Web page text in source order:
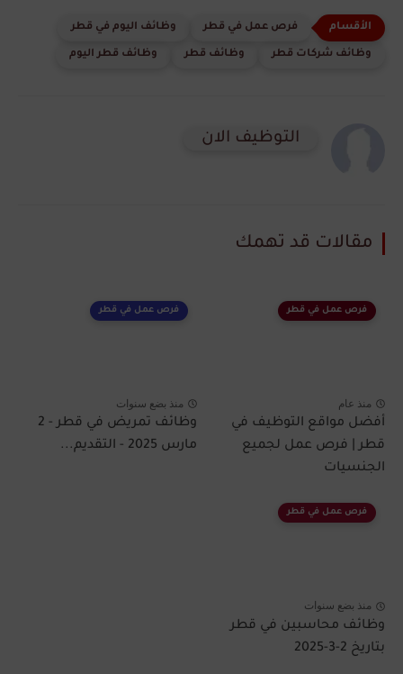
فرص عمل في قطر وظائف اليوم في قطر
وظائف شركات قطر وظائف قطر وظائف قطر اليوم
التوظيف الان
مقالات قد تهمك
فرص عمل في قطر
منذ عام
أفضل مواقع التوظيف في
قطر | فرص عمل لجميع
الجنسيات
فرص عمل في قطر
منذ بضع سنوات
وظائف تمريض في قطر - 2
مارس 2025 - التقديم...
فرص عمل في قطر
منذ بضع سنوات
وظائف محاسبين في قطر
بتاريخ 2-3-2025